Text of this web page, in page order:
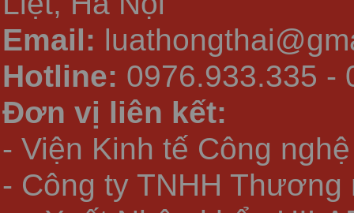
Email:
Hotline: 0976.933.335 -
Đơn vị liên kết:
- Viện Kinh tế Công
- Công ty TNHH Thương